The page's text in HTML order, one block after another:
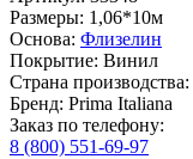
Размеры: 1,06*10м
Основа: Флизелин
Покрытие: Винил
Страна производства:
Бренд: Prima Italiana
Заказ по телефону:
8 (800) 551-69-97